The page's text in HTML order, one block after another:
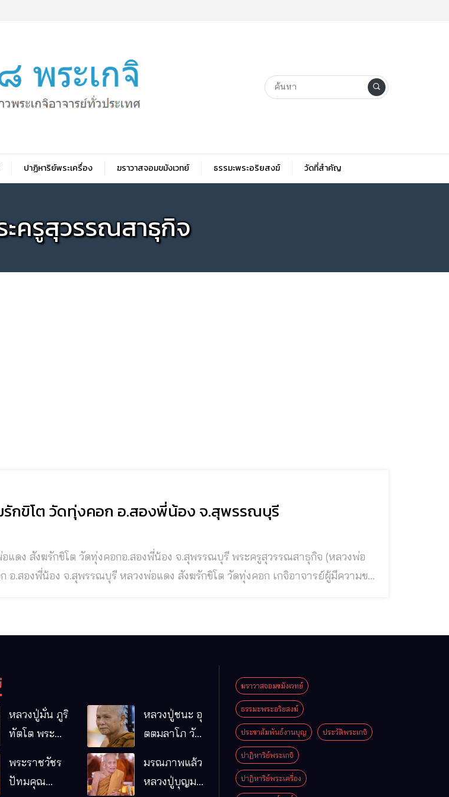
ปาฏิหาริย์พระเครื่อง ฆราวาสจอมขมังเวทย์ ธรรมะพระอริยสงฆ์ วัดที่สําคัญ
ครูสุวรรณสาธุกิจ
กขิโต วัดทุ่งคอก อ.สองพี่น้อง จ.สุพรรณบุรี
.สุพรรณบุรี พระครูสุวรรณสาธุกิจ (หลวงพ่อ
พ่อแดง สังฆรักขิโต วัดทุ่งคอก เกจิอาจารย์ผู้มีความขลัง
หลวงปู่มั่น ภูริ
ทัตโต พระ
พระกรรมฐาน
หลวงปู่ชนะ อุ
ตตมลาโภ วัด
จ.มหาสารคาม
พระราชวัชร
ปัทมคุณ
มรณภาพแล้ว
หลวงปู่บุญมา
ฆราวาสจอมขมังเวทย์
ธรรมะพระอริยสงฆ์
ประชาสัมพันธ์งานบุญ ประวัติพระเกจิ
ปาฏิหาริย์พระเกจิ
ปาฏิหาริย์พระเครื่อง